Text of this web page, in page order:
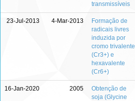
transmissíveis
23-Jul-2013 4-Mar-2013
Formação de
radicais livres
induzida por
cromo trivalente
(Cr3+) e
hexavalente
(Cr6+)
16-Jan-2020 2005
Obtenção de
soja (Glycine